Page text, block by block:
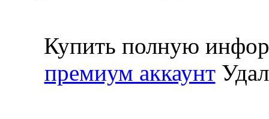
Купить полную
премиум аккаунт